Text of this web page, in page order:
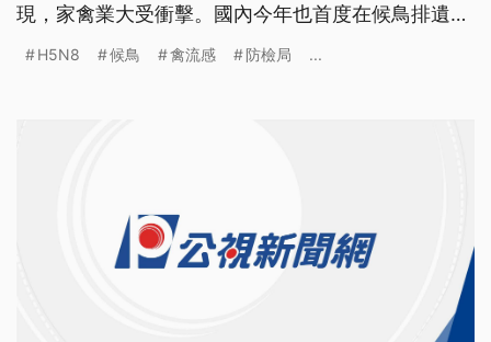
現，家禽業大受衝擊。國內今年也首度在候鳥排遺中
演2015年鵝大量感染死亡的災情。 防疫人員身穿防
H5N8 候鳥 禽流感 防檢局 ...